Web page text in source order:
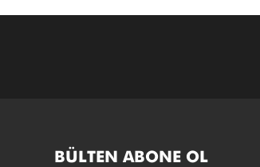
BÜLTEN ABONE OL